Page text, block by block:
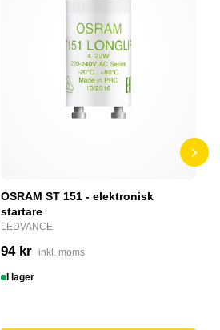
OSRAM ST 151 - elektronisk
startare
LEDVANCE
94 kr inkl. moms
I lager